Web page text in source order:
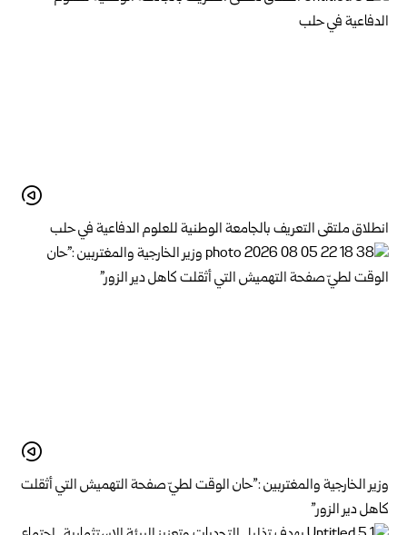
انطلاق ملتقى التعريف بالجامعة الوطنية للعلوم الدفاعية في حلب
وزير الخارجية والمغتربين :”حان الوقت لطيّ صفحة التهميش التي أثقلت
كاهل دير الزور”